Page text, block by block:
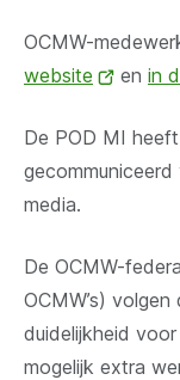
OCMW-
website
(opent
en in
De POD MI
media.
De OCMW-
OCMW’s)
duidelijkheid
mogelijk extra